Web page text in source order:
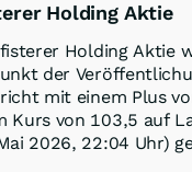
Holding Aktie
Holding Aktie
der
mit einem Plus
Kurs von 103,5 auf
2026, 22:04 Uhr)